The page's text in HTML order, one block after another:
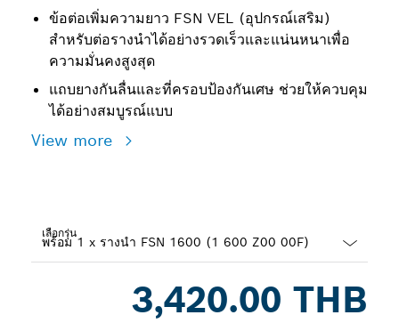
ข้อต่อเพิ่มความยาว FSN VEL (อุปกรณ์เสริม)
สำหรับต่อรางนำได้อย่างรวดเร็วและแน่นหนาเพื่อ
ความมั่นคงสูงสุด
แถบยางกันลื่นและที่ครอบป้องกันเศษ ช่วยให้ควบคุม
ได้อย่างสมบูรณ์แบบ
View more
เลือกรุ่น
3,420.00 THB